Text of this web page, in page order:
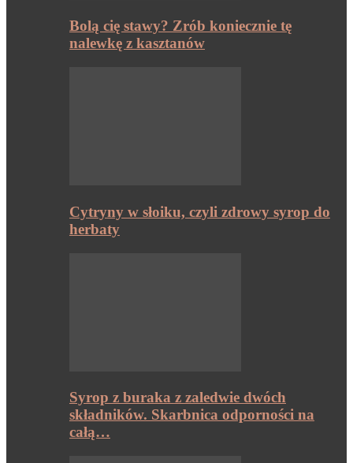
Bolą cię stawy? Zrób koniecznie tę
nalewkę z kasztanów
Cytryny w słoiku, czyli zdrowy syrop do
herbaty
Syrop z buraka z zaledwie dwóch
składników. Skarbnica odporności na
całą…